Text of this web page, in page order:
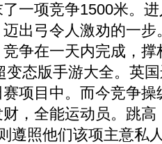
一项竞争1500米。
出弓令人激劝的一
争在一天内完成，撑
变态版手游大全。英
项目中。而今竞争
，全能运动员。跳
遵照他们该项主意私